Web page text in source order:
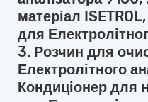
матеріал
для
3. Розчин для
Електролітного
Кондиціонер для